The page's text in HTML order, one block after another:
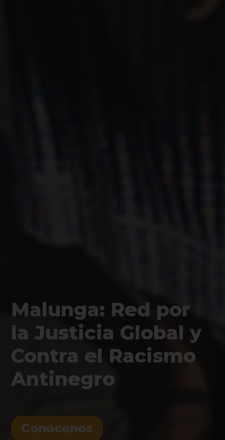
Malunga: Red por
la Justicia Global y
Contra el Racismo
Antinegro
Conócenos